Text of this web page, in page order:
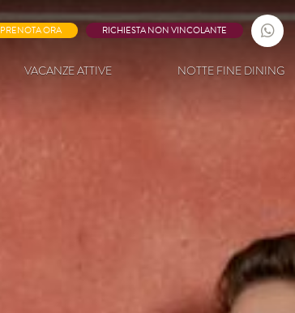
PRENOTA ORA RICHIESTA NON VINCOLANTE
VACANZE ATTIVE NOTTE FINE DINING